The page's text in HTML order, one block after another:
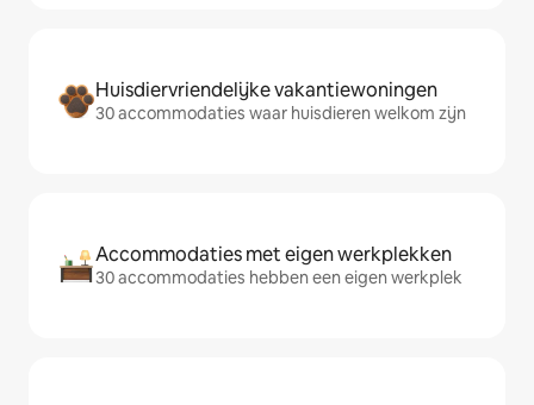
Huisdiervriendelijke vakantiewoningen
30 accommodaties waar huisdieren welkom zijn
Accommodaties met eigen werkplekken
30 accommodaties hebben een eigen werkplek